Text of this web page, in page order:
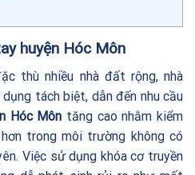
huyện Hóc Môn
thù nhiều nhà đất rộng, nhà
tách biệt, dẫn đến nhu cầu
Hóc Môn tăng cao nhằm kiểm
trong môi trường không có
Việc sử dụng khóa cơ truyền